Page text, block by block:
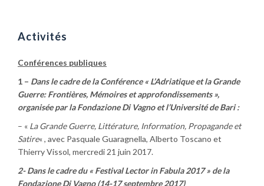
Activités
Conférences publiques
1 – Dans le cadre de la Conférence « L’Adriatique et la Grande
Guerre: Frontières, Mémoires et approfondissements »,
organisée par la Fondazione Di Vagno et l’Université de Bari :
– « La Grande Guerre, Littérature, Information, Propagande et
Satire« , avec Pasquale Guaragnella, Alberto Toscano et
Thierry Vissol, mercredi 21 juin 2017.
2- Dans le cadre du « Festival Lector in Fabula 2017 » de la
Fondazione Di Vagno (14-17 septembre 2017)